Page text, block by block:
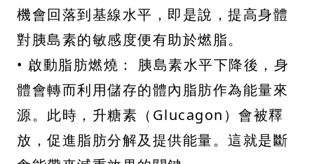
機會回落到基線水平，即是說，提高身體
對胰島素的敏感度便有助於燃脂。
• 啟動脂肪燃燒： 胰島素水平下降後，身
體會轉而利用儲存的體內脂肪作為能量來
源。此時，升糖素（Glucagon）會被釋
放，促進脂肪分解及提供能量。這就是斷